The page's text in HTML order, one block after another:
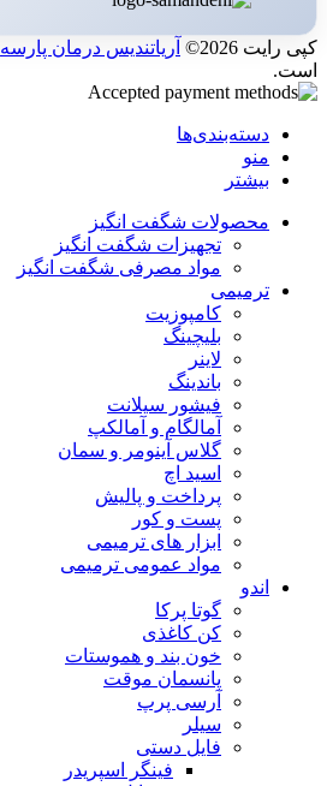
کپی رایت 2026© آریاتندیس درمان پارسه
است.
دسته‌بندی‌ها
منو
بیشتر
محصولات شگفت انگیز
تجهیزات شگفت انگیز
مواد مصرفی شگفت انگیز
ترمیمی
کامپوزیت
بلیچینگ
لاینر
باندینگ
فیشور سیلانت
آمالگام و آمالکپ
گلاس آینومر و سمان
اسید اچ
پرداخت و پالیش
پست و کور
ابزار های ترمیمی
مواد عمومی ترمیمی
اندو
گوتا پرکا
کن کاغذی
خون بند و هموستات
پانسمان موقت
آرسی پرپ
سیلر
فایل دستی
فینگر اسپریدر